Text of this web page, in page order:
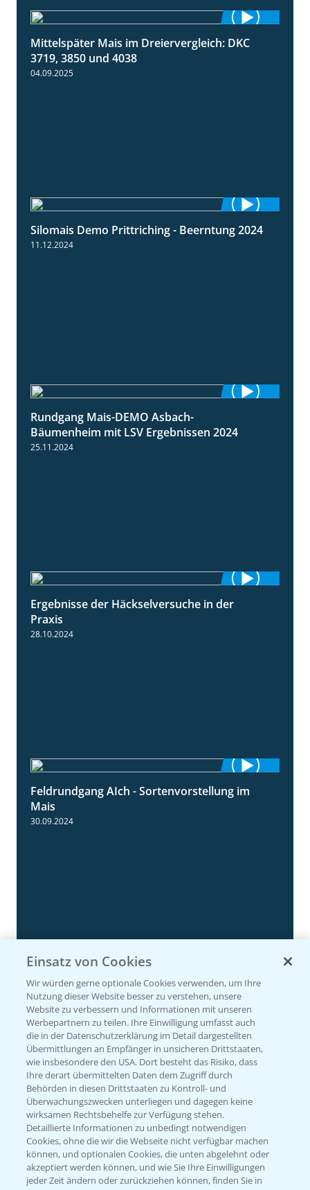
1:41
Mittelspäter Mais im Dreiervergleich: DKC
3719, 3850 und 4038
04.09.2025
12:28
Silomais Demo Prittriching - Beerntung 2024
11.12.2024
Rundgang Mais-DEMO Asbach-
Bäumenheim mit LSV Ergebnissen 2024
25.11.2024
Ergebnisse der Häckselversuche in der
Praxis
28.10.2024
11:24
Feldrundgang AIch - Sortenvorstellung im
Mais
30.09.2024
4:50
Rundgang Silomais Demo bei Neu-Ulm
23.09.2024
5:54
Rundgang - Silomais Demo Region
Augsburg
Einsatz von Cookies
Wir würden gerne optionale Cookies verwenden, um Ihre
Nutzung dieser Website besser zu verstehen, unsere
Website zu verbessern und Informationen mit unseren
Werbepartnern zu teilen. Ihre Einwilligung umfasst auch
die in der Datenschutzerklärung im Detail dargestellten
Übermittlungen an Empfänger in unsicheren Drittstaaten,
wie insbesondere den USA. Dort besteht das Risiko, dass
Ihre derart übermittelten Daten dem Zugriff durch
Behörden in diesen Drittstaaten zu Kontroll- und
Überwachungszwecken unterliegen und dagegen keine
wirksamen Rechtsbehelfe zur Verfügung stehen.
Detaillierte Informationen zu unbedingt notwendigen
Cookies, ohne die wir die Webseite nicht verfügbar machen
können, und optionalen Cookies, die unten abgelehnt oder
akzeptiert werden können, und wie Sie Ihre Einwilligungen
jeder Zeit ändern oder zurückziehen können, finden Sie in